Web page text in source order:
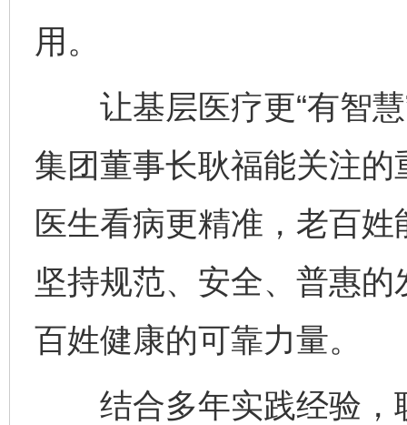
用。
让基层医疗更“有智慧
集团董事长耿福能关注的
医生看病更精准，老百
坚持规范、安全、普惠
百姓健康的可靠力量。
结合多年实践经验，
东山县通报“牛蛙产品抗生素超标问题” 法